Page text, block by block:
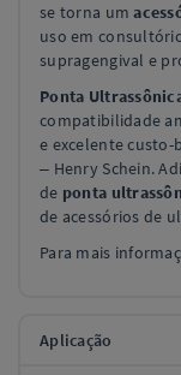
se torna um
uso em
supragengival e
Ponta
compatibilidade
e excelente
– Henry Schein.
de ponta
de acessórios de
Para mais
Aplicação